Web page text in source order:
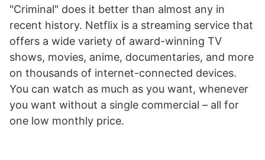
"Criminal" does it better than almost any in
recent history. Netflix is a streaming service that
offers a wide variety of award-winning TV
shows, movies, anime, documentaries, and more
on thousands of internet-connected devices.
You can watch as much as you want, whenever
you want without a single commercial – all for
one low monthly price.